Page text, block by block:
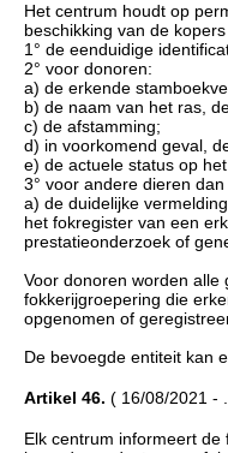
Het centrum houdt op
beschikking van de
1° de eenduidige
2° voor donoren:
a) de erkende
b) de naam van het ras,
c) de afstamming;
d) in voorkomend geval,
e) de actuele status op
3° voor andere dieren
a) de duidelijke
het fokregister van een
prestatieonderzoek of
Voor donoren worden alle
fokkerijgroepering die
opgenomen of
De bevoegde entiteit kan
Artikel 46. ( 16/08/2021 -
Elk centrum informeert